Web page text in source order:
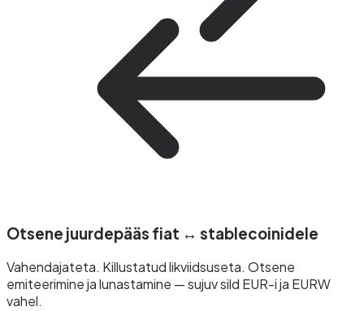
Otsene juurdepääs fiat ↔ stablecoinidele
Vahendajateta. Killustatud likviidsuseta. Otsene
emiteerimine ja lunastamine — sujuv sild EUR-i ja EURW
vahel.